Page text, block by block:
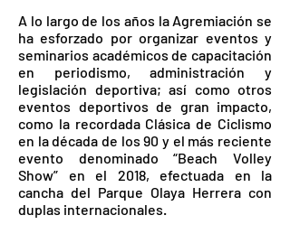
A lo largo de los años la Agremiación se
ha esforzado por organizar eventos y
seminarios académicos de capacitación
en periodismo, administración y
legislación deportiva; así como otros
eventos deportivos de gran impacto,
como la recordada Clásica de Ciclismo
en la década de los 90 y el más reciente
evento denominado “Beach Volley
Show” en el 2018, efectuada en la
cancha del Parque Olaya Herrera con
duplas internacionales.